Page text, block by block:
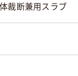
用裁断兼用スラブ